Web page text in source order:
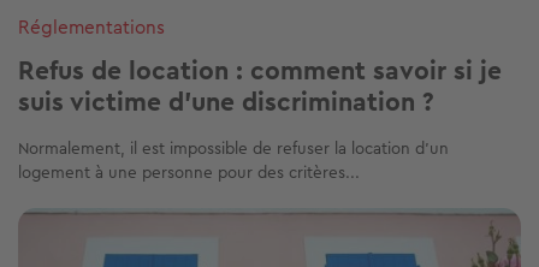
Réglementations
Refus de location : comment savoir si je
suis victime d'une discrimination ?
Normalement, il est impossible de refuser la location d’un
logement à une personne pour des critères...
Image